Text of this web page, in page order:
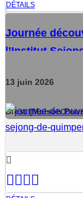
DÉTAILS
Journée
l’Institut
13 juin 2026
Brest (Maison